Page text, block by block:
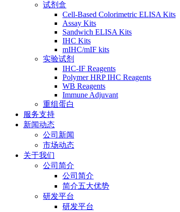
试剂盒
Cell-Based Colorimetric ELISA Kits
Assay Kits
Sandwich ELISA Kits
IHC Kits
mIHC/mIF kits
实验试剂
IHC-IF Reagents
Polymer HRP IHC Reagents
WB Reagents
Immune Adjuvant
重组蛋白
服务支持
新闻动态
公司新闻
市场动态
关于我们
公司简介
公司简介
简介五大优势
研发平台
研发平台